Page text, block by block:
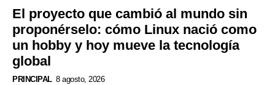
El proyecto que cambió al mundo sin
proponérselo: cómo Linux nació como
un hobby y hoy mueve la tecnología
global
PRINCIPAL 8 agosto, 2026